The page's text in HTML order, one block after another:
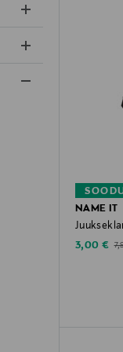
NAME IT
3,00 €